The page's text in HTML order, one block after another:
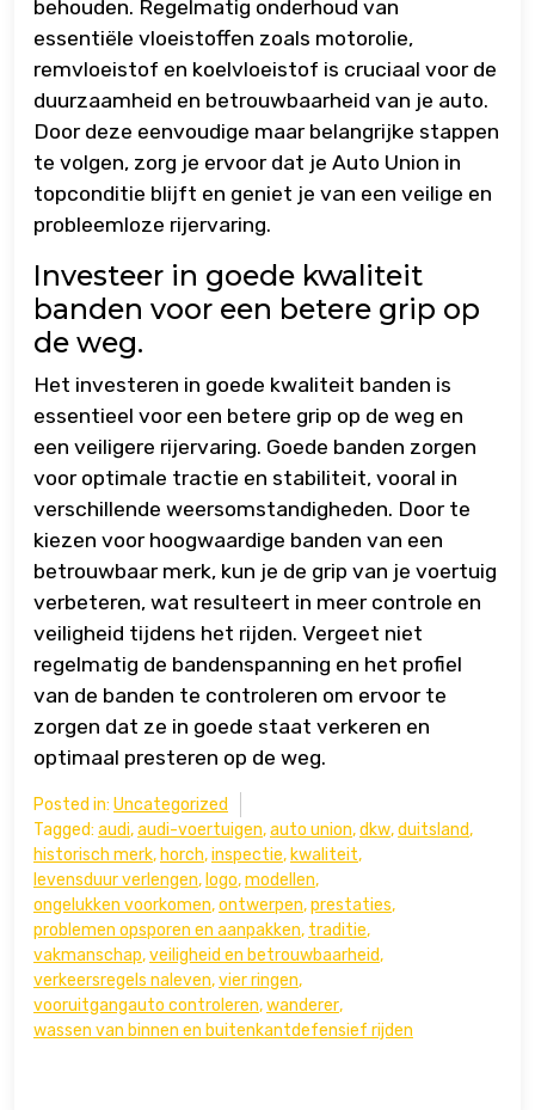
behouden. Regelmatig onderhoud van
essentiële vloeistoffen zoals motorolie,
remvloeistof en koelvloeistof is cruciaal voor de
duurzaamheid en betrouwbaarheid van je auto.
Door deze eenvoudige maar belangrijke stappen
te volgen, zorg je ervoor dat je Auto Union in
topconditie blijft en geniet je van een veilige en
probleemloze rijervaring.
Investeer in goede kwaliteit
banden voor een betere grip op
de weg.
Het investeren in goede kwaliteit banden is
essentieel voor een betere grip op de weg en
een veiligere rijervaring. Goede banden zorgen
voor optimale tractie en stabiliteit, vooral in
verschillende weersomstandigheden. Door te
kiezen voor hoogwaardige banden van een
betrouwbaar merk, kun je de grip van je voertuig
verbeteren, wat resulteert in meer controle en
veiligheid tijdens het rijden. Vergeet niet
regelmatig de bandenspanning en het profiel
van de banden te controleren om ervoor te
zorgen dat ze in goede staat verkeren en
optimaal presteren op de weg.
Posted in: Uncategorized
Tagged: audi,audi-voertuigen,auto union,dkw,duitsland,
historisch merk, horch,inspectie, kwaliteit,
levensduur verlengen, logo,modellen,
ongelukken voorkomen,ontwerpen,prestaties,
problemen opsporen en aanpakken, traditie,
vakmanschap,veiligheid en betrouwbaarheid,
verkeersregels naleven,vier ringen,
vooruitgangauto controleren,wanderer,
wassen van binnen en buitenkantdefensief rijden